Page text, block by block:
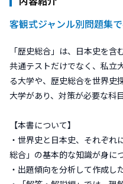
客観式ジャンル別問題集
「歴史総合」は、日本史を含
共通テストだけでなく、私立
る大学や、歴史総合を世界史
大学があり、対策が必要な科目
【本書について】
・世界史と日本史、それぞれ
総合」の基本的な知識が身に
・出題傾向を分析して作成し